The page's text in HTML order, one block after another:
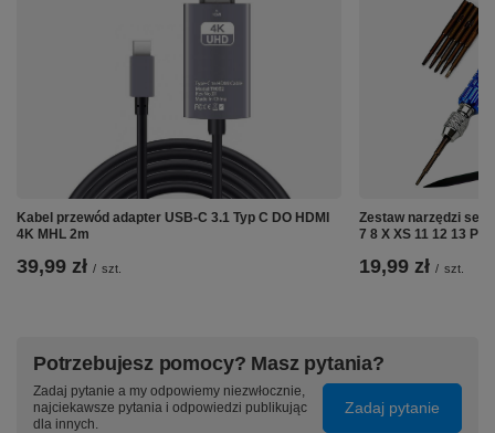
Kabel przewód adapter USB-C 3.1 Typ C DO HDMI
4K MHL 2m
39,99 zł / szt.
Zestaw narzędzi
7 8 X XS 11 12 13
19,99 zł / szt.
Potrzebujesz pomocy? Masz pytania?
Zadaj pytanie a my odpowiemy niezwłocznie,
najciekawsze pytania i odpowiedzi publikując
dla innych.
Zadaj pytanie